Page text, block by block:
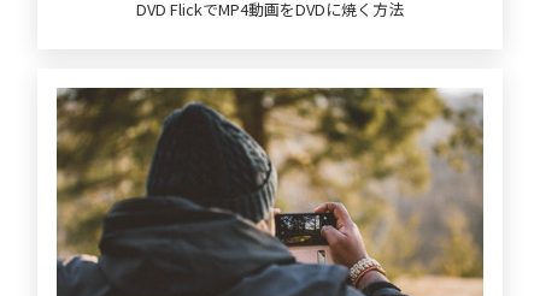
DVD FlickでMP4動画をDVDに焼く方法